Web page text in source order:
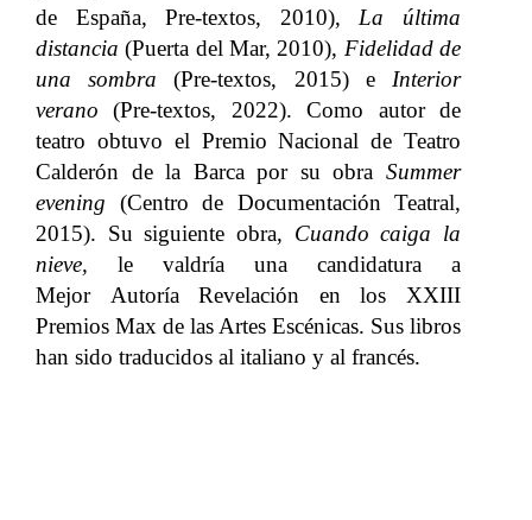
de España, Pre-textos, 2010), La última
distancia (Puerta del Mar, 2010), Fidelidad de
una sombra (Pre-textos, 2015) e Interior
verano(Pre-textos, 2022). Como autor de
teatro obtuvo el Premio Nacional de Teatro
Calderón de la Barca por su obra Summer
evening (Centro de Documentación Teatral,
2015). Su siguiente obra, Cuando caiga la
nieve, le valdría una candidatura a
Mejor Autoría Revelación en los XXIII
Premios Max de las Artes Escénicas. Sus libros
han sido traducidos al italiano y al francés.